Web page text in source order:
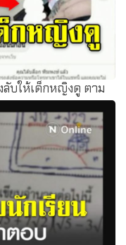
ลับให้เด็กหญิงดู ตาม